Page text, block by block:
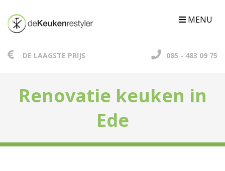
MENU
DE LAAGSTE PRIJS 085 - 483 09 75
Renovatie keuken in
Ede